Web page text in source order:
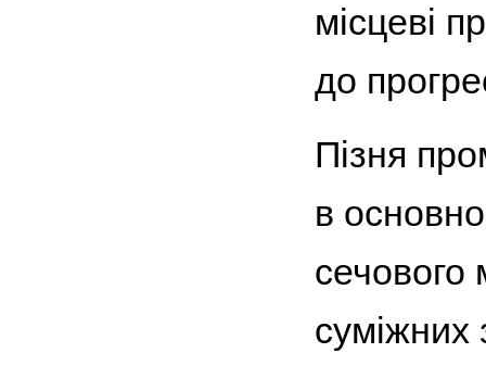
місцеві
до
Пізня
в
сечового
суміжних